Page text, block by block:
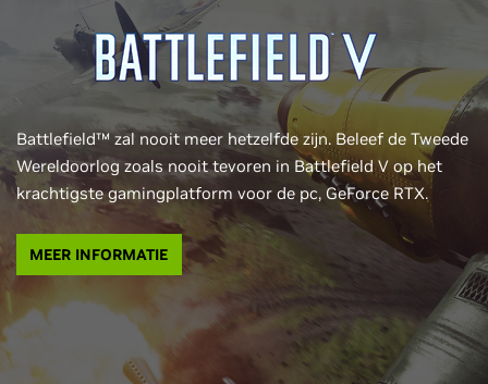
Battlefield™ zal nooit meer hetzelfde zijn. Beleef de Tweede
Wereldoorlog zoals nooit tevoren in Battlefield V op het
krachtigste gamingplatform voor de pc, GeForce RTX.
MEER INFORMATIE